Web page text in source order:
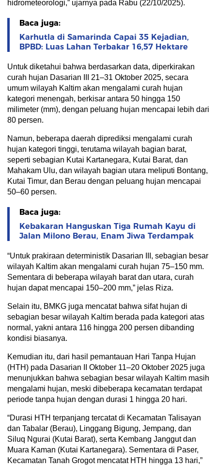
hidrometeorologi,” ujarnya pada Rabu (22/10/2025).
Baca juga:
Karhutla di Samarinda Capai 35 Kejadian,
BPBD: Luas Lahan Terbakar 16,57 Hektare
Untuk diketahui bahwa berdasarkan data, diperkirakan
curah hujan Dasarian III 21–31 Oktober 2025, secara
umum wilayah Kaltim akan mengalami curah hujan
kategori menengah, berkisar antara 50 hingga 150
milimeter (mm), dengan peluang hujan mencapai lebih dari
80 persen.
Namun, beberapa daerah diprediksi mengalami curah
hujan kategori tinggi, terutama wilayah bagian barat,
seperti sebagian Kutai Kartanegara, Kutai Barat, dan
Mahakam Ulu, dan wilayah bagian utara meliputi Bontang,
Kutai Timur, dan Berau dengan peluang hujan mencapai
50–60 persen.
Baca juga:
Kebakaran Hanguskan Tiga Rumah Kayu di
Jalan Milono Berau, Enam Jiwa Terdampak
“Untuk prakiraan deterministik Dasarian III, sebagian besar
wilayah Kaltim akan mengalami curah hujan 75–150 mm.
Sementara di beberapa wilayah barat dan utara, curah
hujan dapat mencapai 150–200 mm,” jelas Riza.
Selain itu, BMKG juga mencatat bahwa sifat hujan di
sebagian besar wilayah Kaltim berada pada kategori atas
normal, yakni antara 116 hingga 200 persen dibanding
kondisi biasanya.
Kemudian itu, dari hasil pemantauan Hari Tanpa Hujan
(HTH) pada Dasarian II Oktober 11–20 Oktober 2025 juga
menunjukkan bahwa sebagian besar wilayah Kaltim masih
mengalami hujan, meski dibeberapa kecamatan terdapat
periode tanpa hujan dengan durasi 1 hingga 20 hari.
“Durasi HTH terpanjang tercatat di Kecamatan Talisayan
dan Tabalar (Berau), Linggang Bigung, Jempang, dan
Siluq Ngurai (Kutai Barat), serta Kembang Janggut dan
Muara Kaman (Kutai Kartanegara). Sementara di Paser,
Kecamatan Tanah Grogot mencatat HTH hingga 13 hari,”